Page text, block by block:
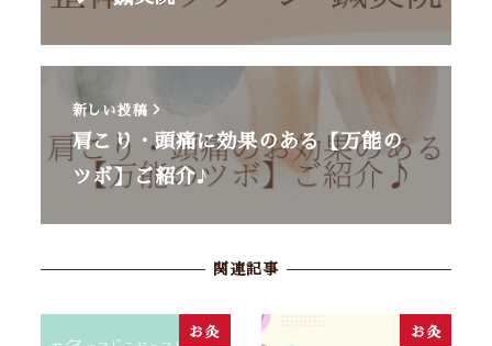
新しい投稿
肩こり・頭痛に効果のある【万能の
ツボ】ご紹介♪
関連記事
お灸 お灸